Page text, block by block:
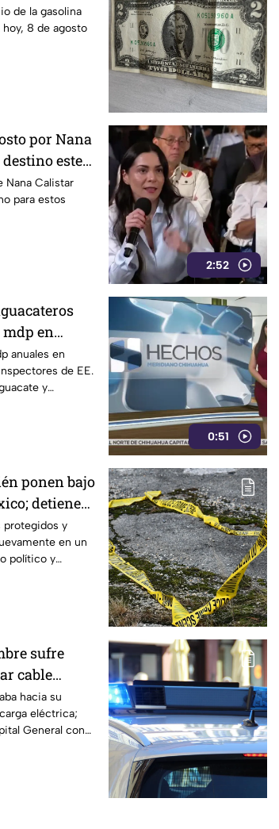
de la gasolina
hoy, 8 de agosto
por Nana
destino este
Nana Calistar
para estos
2:52
mdp en
anuales en
de EE.
y
0:51
ponen bajo
detienen
caso
protegidos y
en un
político y
criticado en
sufre
cable
Juárez
hacia su
eléctrica;
General con